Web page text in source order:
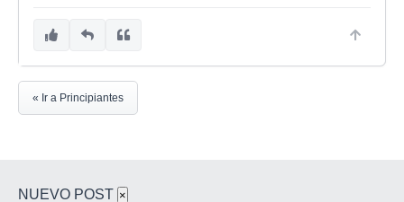
« Ir a Principiantes
NUEVO POST ×